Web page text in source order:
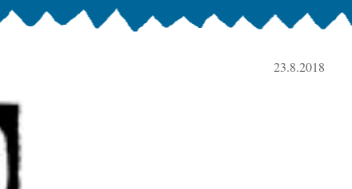
23.8.2018